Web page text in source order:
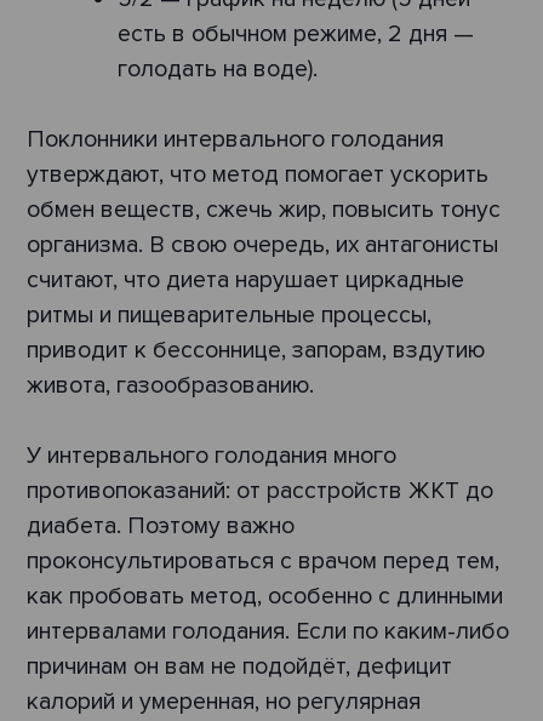
есть в обычном режиме, 2 дня —
голодать на воде).
Поклонники интервального голодания
утверждают, что метод помогает ускорить
обмен веществ, сжечь жир, повысить тонус
организма. В свою очередь, их антагонисты
считают, что диета нарушает циркадные
ритмы и пищеварительные процессы,
приводит к бессоннице, запорам, вздутию
живота, газообразованию.
У интервального голодания много
противопоказаний: от расстройств ЖКТ до
диабета. Поэтому важно
проконсультироваться с врачом перед тем,
как пробовать метод, особенно с длинными
интервалами голодания. Если по каким-либо
причинам он вам не подойдёт, дефицит
калорий и умеренная, но регулярная